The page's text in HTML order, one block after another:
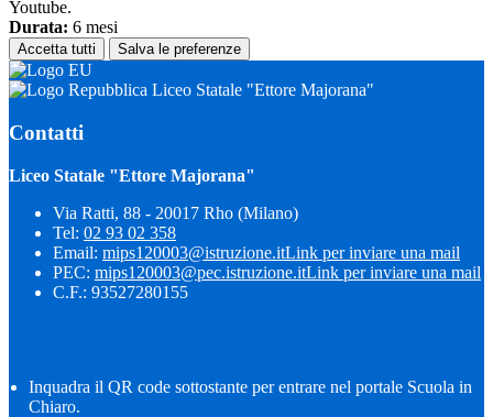
Youtube.
Durata: 6 mesi
Accetta tutti Salva le preferenze
Liceo Statale "Ettore Majorana"
Contatti
Liceo Statale "Ettore Majorana"
Via Ratti, 88 - 20017 Rho (Milano)
Tel: 02 93 02 358
Email: mips120003@istruzione.itLink per inviare una mail
PEC: mips120003@pec.istruzione.itLink per inviare una mail
C.F.: 93527280155
Inquadra il QR code sottostante per entrare nel portale Scuola in
Chiaro.